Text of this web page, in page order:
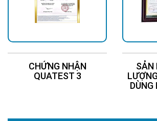
CHỨNG NHẬN
QUATEST 3
SẢN